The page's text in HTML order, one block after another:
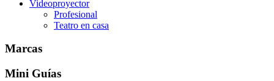
Videoproyector
Profesional
Teatro en casa
Marcas
Mini Guías